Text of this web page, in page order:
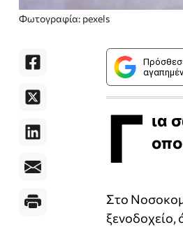
Φωτογραφία: pexels
Γ ια
Στο
ξενοδοχείο,